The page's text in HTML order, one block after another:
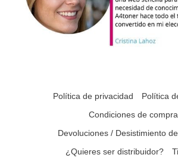
Política de privacidad
Política
Condiciones de compra
Devoluciones / Desistimiento
¿Quieres ser distribuidor?